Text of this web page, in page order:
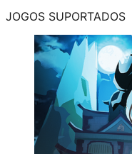
JOGOS SUPORTADOS